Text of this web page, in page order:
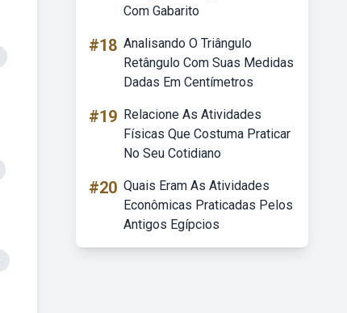
Com Gabarito
#18 Analisando O Triângulo
Retângulo Com Suas Medidas
Dadas Em Centímetros
#19 Relacione As Atividades
Físicas Que Costuma Praticar
No Seu Cotidiano
#20 Quais Eram As Atividades
Econômicas Praticadas Pelos
Antigos Egípcios